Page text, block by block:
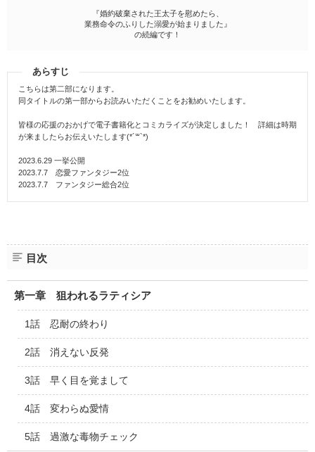
『婚約破棄された王太子を慰めたら、
業務命令のふりした溺愛が始まりました』
の続編です！
あらすじ
こちらは第二部になります。
同タイトルの第一部からお読みいただくことをお勧めいたします。
皆様の応援のおかげで電子書籍化とコミカライズが決定しました！ 詳細は時期
が来ましたらお伝えいたします(*´꒳`*)
2023.6.29 一挙公開
2023.7.7 恋愛ファンタジー2位
2023.7.7 ファンタジー総合2位
目次
第一章 狙われるラティシア
1話 忍耐の終わり
2話 消えない反発
3話 早く目を覚まして
4話 変わらぬ愛情
5話 過激な毒物チェック